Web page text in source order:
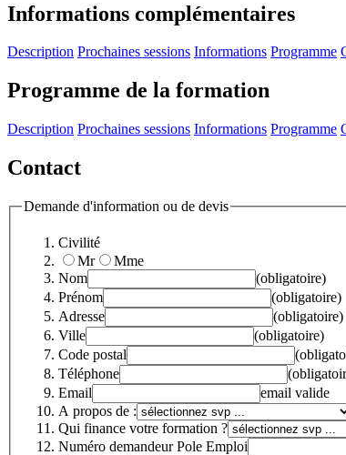
Informations complémentaires
Description Prochaines sessions Informations Programme
Programme de la formation
Description Prochaines sessions Informations Programme
Contact
Demande d'information ou de devis
Civilité
Mr
Mme
Nom
(obligatoire)
Prénom
(obligatoire)
Adresse
(obligatoire)
Ville
(obligatoire)
Code postal
Téléphone
Email
email valide
A propos de :
Qui finance votre formation ?
Numéro demandeur Pole Emploi